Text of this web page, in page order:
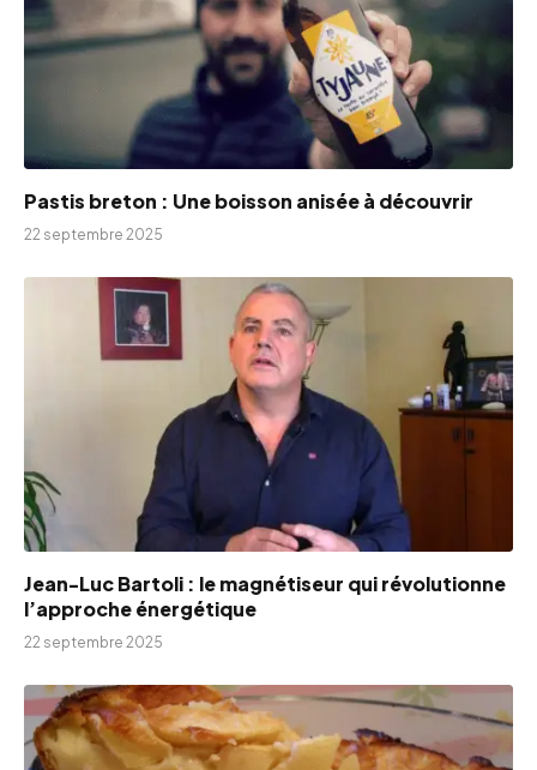
Pastis breton : Une boisson anisée à découvrir
22 septembre 2025
Jean-Luc Bartoli : le magnétiseur qui révolutionne
l’approche énergétique
22 septembre 2025